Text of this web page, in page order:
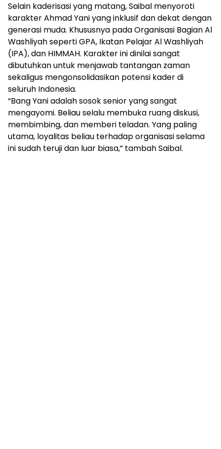
Selain kaderisasi yang matang, Saibal menyoroti
karakter Ahmad Yani yang inklusif dan dekat dengan
generasi muda. Khususnya pada Organisasi Bagian Al
Washliyah seperti GPA, Ikatan Pelajar Al Washliyah
(IPA), dan HIMMAH. Karakter ini dinilai sangat
dibutuhkan untuk menjawab tantangan zaman
sekaligus mengonsolidasikan potensi kader di
seluruh Indonesia.
“Bang Yani adalah sosok senior yang sangat
mengayomi. Beliau selalu membuka ruang diskusi,
membimbing, dan memberi teladan. Yang paling
utama, loyalitas beliau terhadap organisasi selama
ini sudah teruji dan luar biasa,” tambah Saibal.